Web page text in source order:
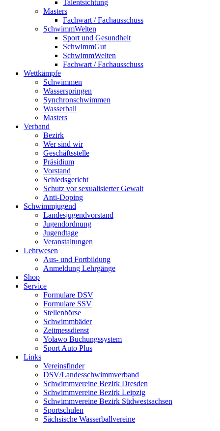
Talentsichtung
Masters
Fachwart / Fachausschuss
SchwimmWelten
Sport und Gesundheit
SchwimmGut
SchwimmWelten
Fachwart / Fachausschuss
Wettkämpfe
Schwimmen
Wasserspringen
Synchronschwimmen
Wasserball
Masters
Verband
Bezirk
Wer sind wir
Geschäftsstelle
Präsidium
Vorstand
Schiedsgericht
Schutz vor sexualisierter Gewalt
Anti-Doping
Schwimmjugend
Landesjugendvorstand
Jugendordnung
Jugendtage
Veranstaltungen
Lehrwesen
Aus- und Fortbildung
Anmeldung Lehrgänge
Shop
Service
Formulare DSV
Formulare SSV
Stellenbörse
Schwimmbäder
Zeitmessdienst
Yolawo Buchungssystem
Sport Auto Plus
Links
Vereinsfinder
DSV/Landesschwimmverband
Schwimmvereine Bezirk Dresden
Schwimmvereine Bezirk Leipzig
Schwimmvereine Bezirk Südwestsachsen
Sportschulen
Sächsische Wasserballvereine